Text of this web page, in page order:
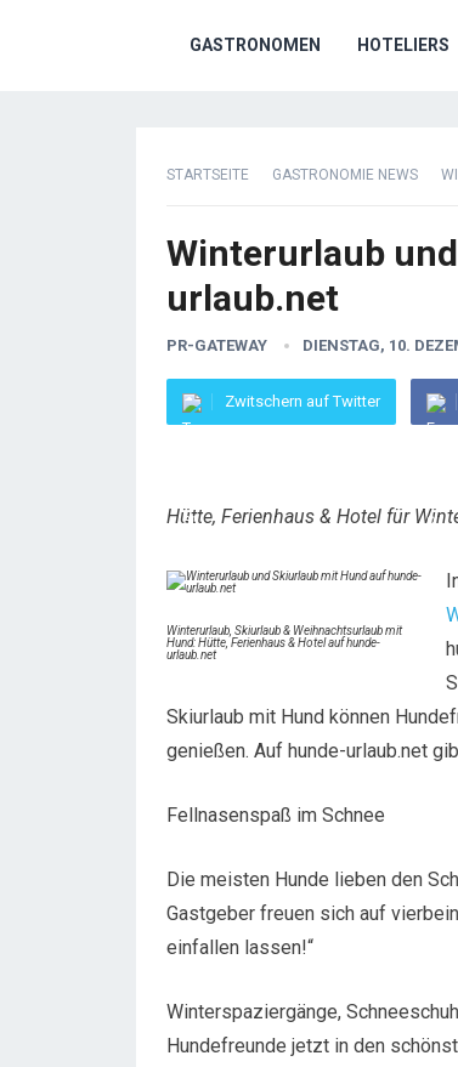
GASTRONOMEN HOTELIERS
STARTSEITE GASTRONOMIE NEWS
Winterurlaub
urlaub.net
PR-GATEWAY DIENSTAG, 10.
Zwitschern auf Twitter
Hütte, Ferienhaus & Hotel für
Winterurlaub, Skiurlaub & Weihnachtsurlaub mit
Hund: Hütte, Ferienhaus & Hotel auf hunde-
urlaub.net
Skiurlaub mit Hund können
genießen. Auf hunde-urlaub.net
Fellnasenspaß im Schnee
Die meisten Hunde lieben den
Gastgeber freuen sich auf
einfallen lassen!“
Winterspaziergänge,
Hundefreunde jetzt in den